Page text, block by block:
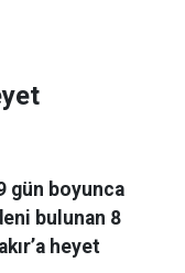
gün boyunca
bulunan 8
heyet